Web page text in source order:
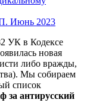
Июнь 2023
УК в Кодексе
новая
либо вражды,
Мы собираем
список
за антирусский